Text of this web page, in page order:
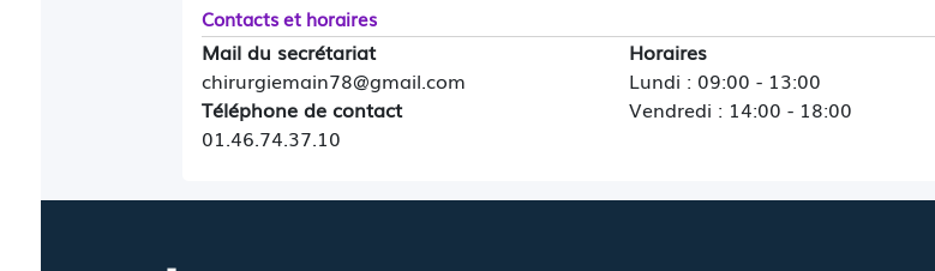
Contacts et horaires
Mail du secrétariat
chirurgiemain78@gmail.com
Téléphone de contact
01.46.74.37.10
Horaires
Lundi : 09:00 - 13:00
Vendredi : 14:00 - 18:00